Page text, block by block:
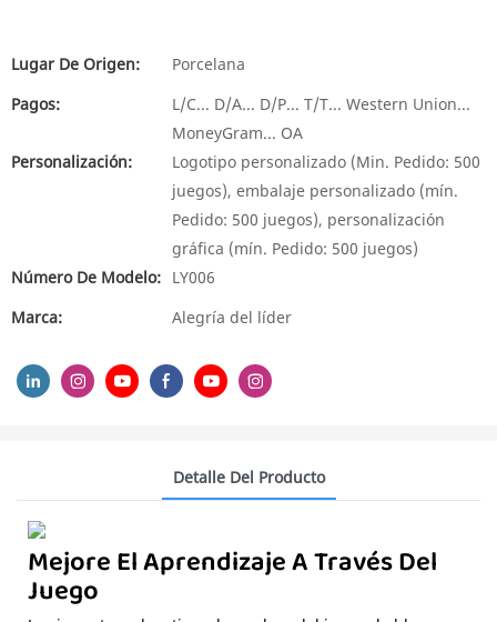
Lugar De Origen:
Porcelana
Pagos:
L/C... D/A... D/P... T/T... Western Union...
MoneyGram... OA
Personalización:
Logotipo personalizado (Min. Pedido: 500
juegos), embalaje personalizado (mín.
Pedido: 500 juegos), personalización
gráfica (mín. Pedido: 500 juegos)
Número De Modelo: LY006
Marca:
Alegría del líder
Detalle Del Producto
Mejore El Aprendizaje A Través Del
Juego